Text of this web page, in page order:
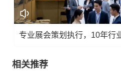
专业展会策划执行，10年行
相关推荐